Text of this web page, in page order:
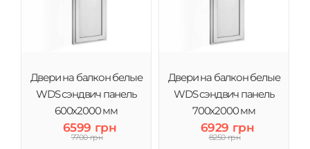
Двери на балкон белые
WDS сэндвич панель
600x2000 мм
6599 грн
7700 грн
Двери на балкон белые
WDS сэндвич панель
700x2000 мм
6929 грн
8250 грн